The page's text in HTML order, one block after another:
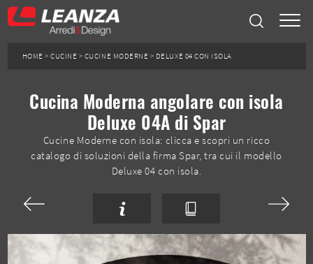
HOME >CUCINE > CUCINE MODERNE > DELUXE 04 CON ISOLA
Cucina Moderna angolare con isola
Deluxe 04A di Spar
Cucine Moderne con isola: clicca e scopri un ricco
catalogo di soluzioni della firma Spar, tra cui il modello
Deluxe 04 con isola.